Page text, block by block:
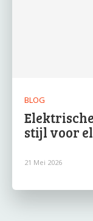
BLOG
stijl voor
21 Mei 2026